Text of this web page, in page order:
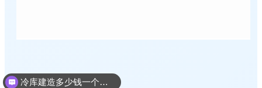
冷库建造多少钱一个平方